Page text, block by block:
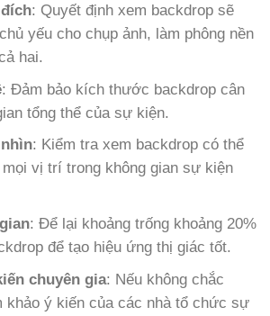
: Quyết định xem backdrop sẽ
yếu cho chụp ảnh, làm phông nền
hai.
: Đảm bảo kích thước backdrop cân
tổng thể của sự kiện.
: Kiểm tra xem backdrop có thể
vị trí trong không gian sự kiện
: Để lại khoảng trống khoảng 20%
để tạo hiệu ứng thị giác tốt.
chuyên gia: Nếu không chắc
khảo ý kiến của các nhà tổ chức sự